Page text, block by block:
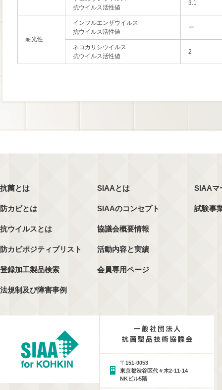
抗ウイルス活性値
3.1
耐光性
インフルエンザウイルス
抗ウイルス活性値
ー
ネコカリシウイルス
抗ウイルス活性値
2
抗菌とは
防カビとは
抗ウイルスとは
防カビポジティブリスト
登録加工製品検索
法規制及び障害事例
SIAAとは
SIAAのコンセプト
協議会概要情報
活動内容と実績
会員専用ページ
SIAAマ
試験事
〒151-0053
東京都渋谷区代々木2-11-14
NKビル5階